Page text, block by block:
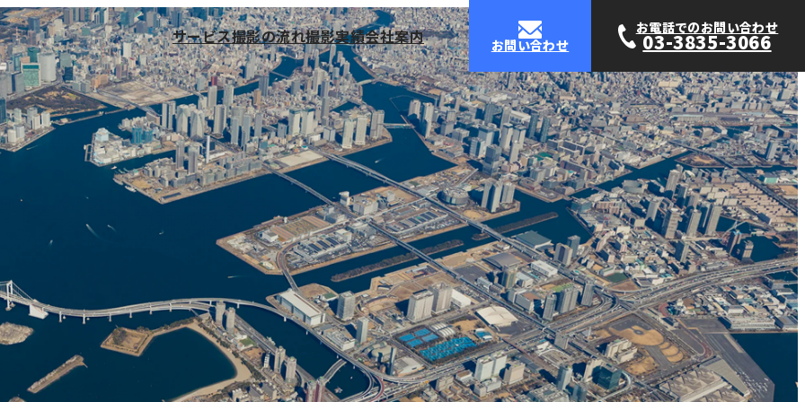
サービス撮影の流れ撮影実績会社案内 お問い合わせ
お電話でのお問い合わせ
03-3835-3066